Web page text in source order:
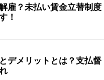
雇？未払い賃金立替制度
！
デメリットとは？支払督